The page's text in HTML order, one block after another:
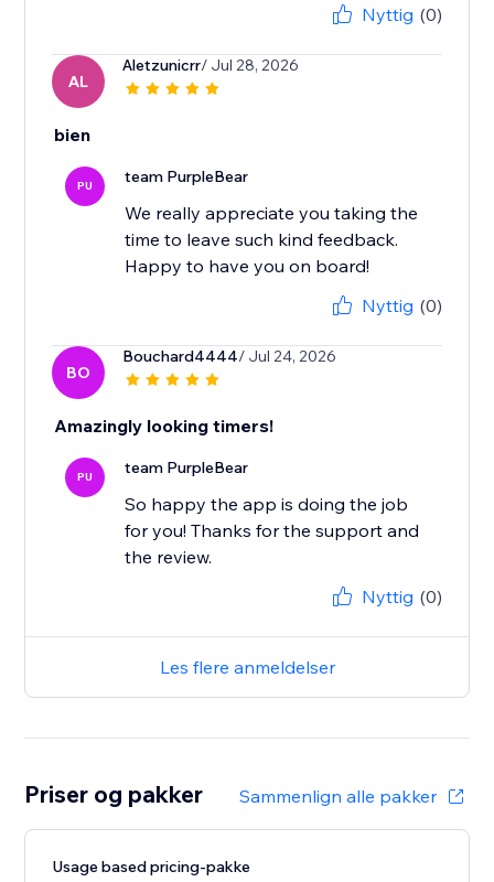
Nyttig (0)
AL
Aletzunicrr/ Jul 28, 2026
bien
PU team PurpleBear
We really appreciate you taking the
time to leave such kind feedback.
Happy to have you on board!
Nyttig (0)
BO
Bouchard4444/ Jul 24, 2026
Amazingly looking timers!
PU team PurpleBear
So happy the app is doing the job
for you! Thanks for the support and
the review.
Nyttig (0)
Les flere anmeldelser
Priser og pakker Sammenlign alle pakker
Usage based pricing-pakke